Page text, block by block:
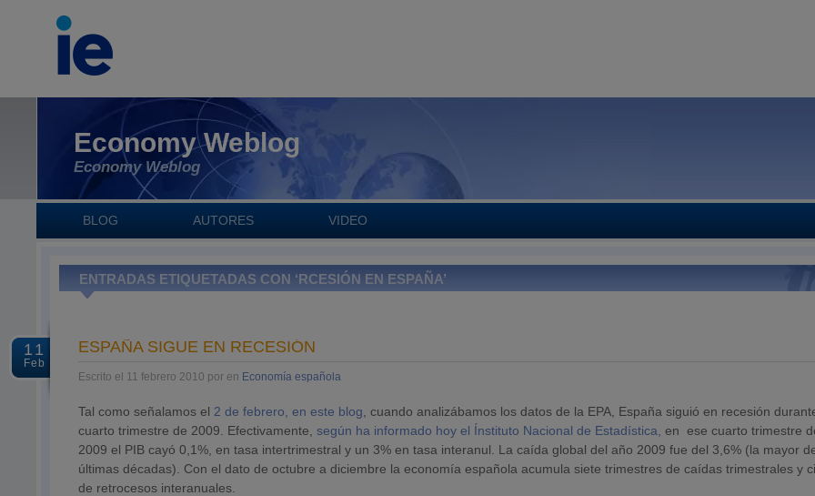
Economy Weblog
Economy Weblog
BLOG AUTORES VIDEO
ENTRADAS ETIQUETADAS CON ‘RCESIÓN EN ESPAÑA’
11
Feb
ESPAÑA SIGUE EN RECESIÓN
Escrito el 11 febrero 2010 por en Economía española
Tal como señalamos el 2 de febrero, en este blog , cuando analizábamos los datos de la EPA, España siguió en recesión
cuarto trimestre de 2009. Efectivamente,según ha informado hoy el Ínstituto Nacional de Estadística,en ese cuarto trimestre
2009 el PIB cayó 0,1%, en tasa intertrimestral y un 3% en tasa interanul. La caída global del año 2009 fue del 3,6% (la mayor
últimas décadas). Con el dato de octubre a diciembre la economía española acumula siete trimestres de caídas trimestrales y
de retrocesos interanuales.